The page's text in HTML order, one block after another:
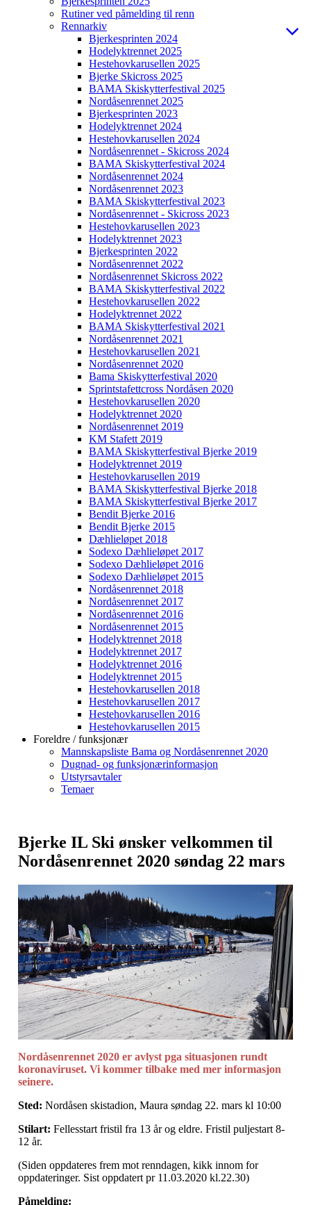
Rutiner ved påmelding til renn
Rennarkiv
Bjerkesprinten 2024
Hodelyktrennet 2025
Hestehovkarusellen 2025
Bjerke Skicross 2025
BAMA Skiskytterfestival 2025
Nordåsenrennet 2025
Bjerkesprinten 2023
Hodelyktrennet 2024
Hestehovkarusellen 2024
Nordåsenrennet - Skicross 2024
BAMA Skiskytterfestival 2024
Nordåsenrennet 2024
Nordåsenrennet 2023
BAMA Skiskytterfestival 2023
Nordåsenrennet - Skicross 2023
Hestehovkarusellen 2023
Hodelyktrennet 2023
Bjerkesprinten 2022
Nordåsenrennet 2022
Nordåsenrennet Skicross 2022
BAMA Skiskytterfestival 2022
Hestehovkarusellen 2022
Hodelyktrennet 2022
BAMA Skiskytterfestival 2021
Nordåsenrennet 2021
Hestehovkarusellen 2021
Nordåsenrennet 2020
Bama Skiskytterfestival 2020
Sprintstafettcross Nordåsen 2020
Hestehovkarusellen 2020
Hodelyktrennet 2020
Nordåsenrennet 2019
KM Stafett 2019
BAMA Skiskytterfestival Bjerke 2019
Hodelyktrennet 2019
Hestehovkarusellen 2019
BAMA Skiskytterfestival Bjerke 2018
BAMA Skiskytterfestival Bjerke 2017
Bendit Bjerke 2016
Bendit Bjerke 2015
Dæhlieløpet 2018
Sodexo Dæhlieløpet 2017
Sodexo Dæhlieløpet 2016
Sodexo Dæhlieløpet 2015
Nordåsenrennet 2018
Nordåsenrennet 2017
Nordåsenrennet 2016
Nordåsenrennet 2015
Hodelyktrennet 2018
Hodelyktrennet 2017
Hodelyktrennet 2016
Hodelyktrennet 2015
Hestehovkarusellen 2018
Hestehovkarusellen 2017
Hestehovkarusellen 2016
Hestehovkarusellen 2015
Foreldre / funksjonær
Mannskapsliste Bama og Nordåsenrennet 2020
Dugnad- og funksjonærinformasjon
Utstyrsavtaler
Temaer
Bjerke IL Ski ønsker velkommen til
Nordåsenrennet 2020 søndag 22 mars
Nordåsenrennet 2020 er avlyst pga situasjonen rundt
koronaviruset. Vi kommer tilbake med mer informasjon
seinere.
Sted: Nordåsen skistadion, Maura søndag 22. mars kl 10:00
Stilart: Fellesstart fristil fra 13 år og eldre. Fristil puljestart 8-
12 år.
(Siden oppdateres frem mot renndagen, kikk innom for
oppdateringer. Sist oppdatert pr 11.03.2020 kl.22.30)
Påmelding: